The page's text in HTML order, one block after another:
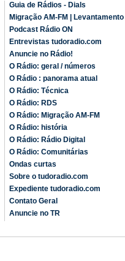
Guia de Rádios - Dials
Migração AM-FM | Levantamento
Podcast Rádio ON
Entrevistas tudoradio.com
Anuncie no Rádio!
O Rádio: geral / números
O Rádio : panorama atual
O Rádio: Técnica
O Rádio: RDS
O Rádio: Migração AM-FM
O Rádio: história
O Rádio: Rádio Digital
O Rádio: Comunitárias
Ondas curtas
Sobre o tudoradio.com
Expediente tudoradio.com
Contato Geral
Anuncie no TR